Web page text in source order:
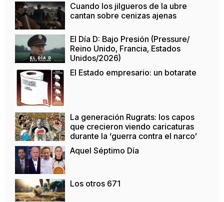
Cuando los jilgueros de la ubre
cantan sobre cenizas ajenas
El Día D: Bajo Presión (Pressure/
Reino Unido, Francia, Estados
Unidos/2026)
El Estado empresario: un botarate
La generación Rugrats: los capos
que crecieron viendo caricaturas
durante la ‘guerra contra el narco’
Aquel Séptimo Día
Los otros 671